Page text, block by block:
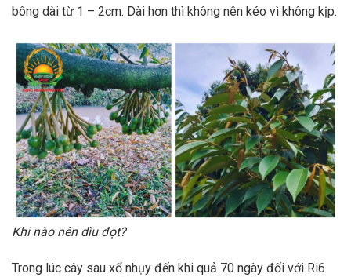
bông dài từ 1 – 2cm. Dài hơn thì không nên kéo vì không kịp.
Khi nào nên dìu đọt?
Trong lúc cây sau xổ nhụy đến khi quả 70 ngày đối với Ri6